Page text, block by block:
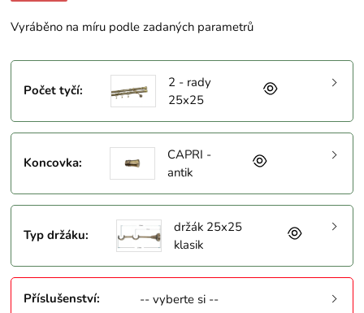
Vyráběno na míru podle zadaných parametrů
Počet tyčí:
2 - rady
25x25
Koncovka:
CAPRI -
antik
Typ držáku:
držák 25x25
klasik
Příslušenství: -- vyberte si --